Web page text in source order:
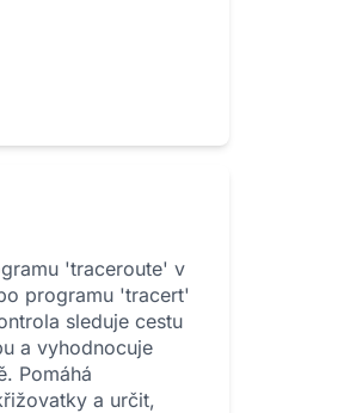
'traceroute' v
programu 'tracert'
sleduje cestu
a vyhodnocuje
Pomáhá
a určit,